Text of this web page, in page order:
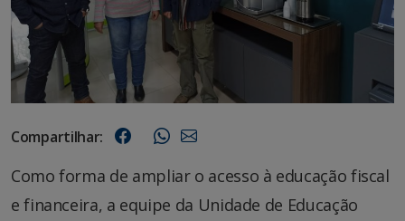
Compartilhar:
Como forma de ampliar o acesso à educação fiscal
e financeira, a equipe da Unidade de Educação